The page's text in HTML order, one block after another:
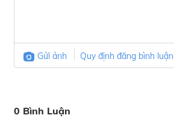
Gửi ảnh Quy định đăng bình luận
0 Bình Luận